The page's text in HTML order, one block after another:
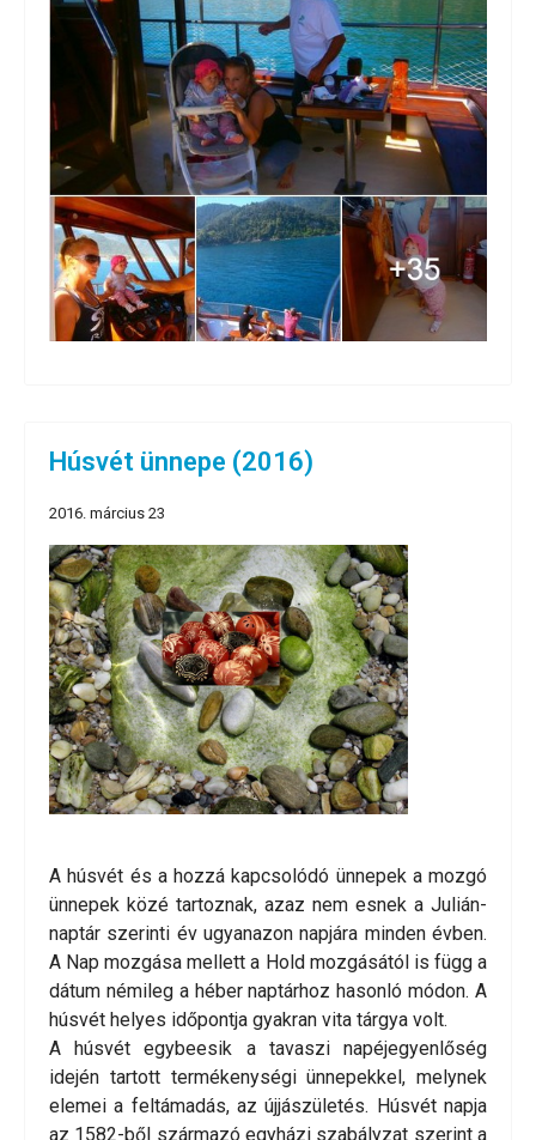
Húsvét ünnepe (2016)
2016. március 23
A húsvét és a hozzá kapcsolódó ünnepek a mozgó
ünnepek közé tartoznak, azaz nem esnek a Julián-
naptár szerinti év ugyanazon napjára minden évben.
A Nap mozgása mellett a Hold mozgásától is függ a
dátum némileg a héber naptárhoz hasonló módon. A
húsvét helyes időpontja gyakran vita tárgya volt.
A húsvét egybeesik a tavaszi napéjegyenlőség
idején tartott termékenységi ünnepekkel, melynek
elemei a feltámadás, az újjászületés. Húsvét napja
az 1582-ből származó egyházi szabályzat szerint a